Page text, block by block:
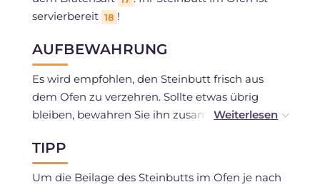
servierbereit 18 !
AUFBEWAHRUNG
Es wird empfohlen, den Steinbutt frisch aus
dem Ofen zu verzehren. Sollte etwas übrig
bleiben, bewahren Sie ihn zusammen mit der
Frischhaltefolie oder in einem luftdichten
Behälter für maximal 1-2 Tage auf.
TIPP
Um die Beilage des Steinbutts im Ofen je nach